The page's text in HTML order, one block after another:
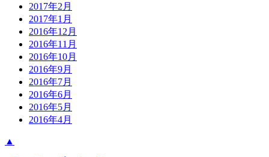
2017年2月
2017年1月
2016年12月
2016年11月
2016年10月
2016年9月
2016年7月
2016年6月
2016年5月
2016年4月
▲